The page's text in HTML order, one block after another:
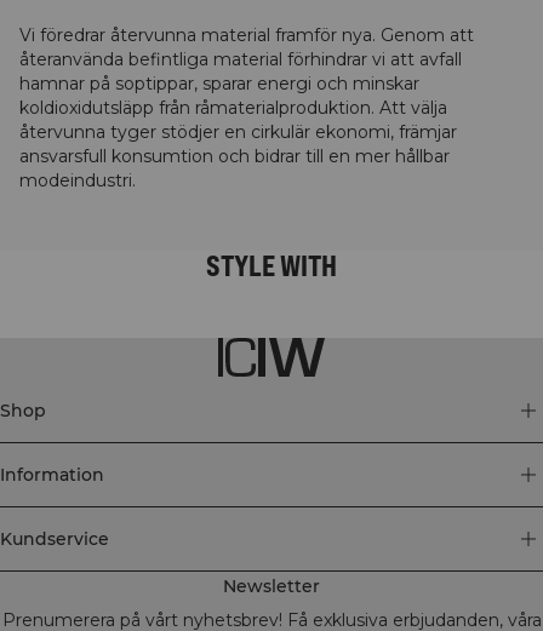
Vi föredrar återvunna material framför nya. Genom att
återanvända befintliga material förhindrar vi att avfall
hamnar på soptippar, sparar energi och minskar
koldioxidutsläpp från råmaterialproduktion. Att välja
återvunna tyger stödjer en cirkulär ekonomi, främjar
ansvarsfull konsumtion och bidrar till en mer hållbar
modeindustri.
STYLE WITH
Shop
Information
Kundservice
Newsletter
Prenumerera på vårt nyhetsbrev! Få exklusiva erbjudanden, våra